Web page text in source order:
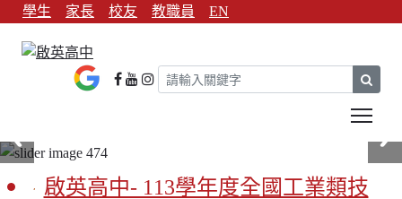
學生 家長 校友 教職員 EN
啟英高中- 113學年度全國工業類技